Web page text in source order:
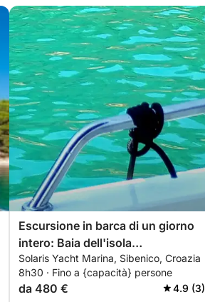
Escursione in barca di un giorno
intero: Baia dell'isola
dell'arcipelago di Sebenico
"Nuota, fai snorkeling, fai SUP"
con pranzo o cena in una taverna
Solaris Yacht Marina, Sibenico, Croazia
8h30 · Fino a {capacità} persone
da 480 € 4.9 (3)